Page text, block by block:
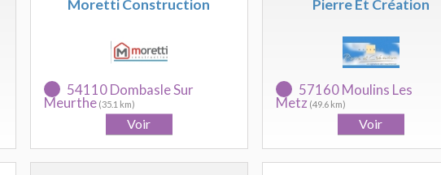
Moretti Construction
54110 Dombasle Sur
Meurthe (35.1 km)
Pierre Et Création
57160 Moulins Les
Metz (49.6 km)